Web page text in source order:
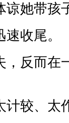
谅她带
收尾。
反而在
计较、太